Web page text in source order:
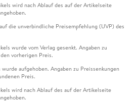
wird nach Ablauf des auf der Artikelseite
die unverbindliche Preisempfehlung (UVP) des
wurde vom Verlag gesenkt. Angaben zu
vorherigen Preis.
aufgehoben. Angaben zu Preissenkungen
Preis.
wird nach Ablauf des auf der Artikelseite